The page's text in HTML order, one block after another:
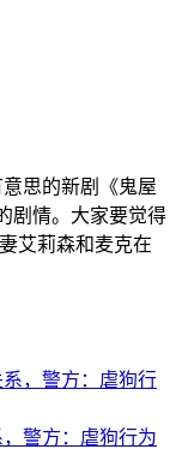
思的新剧《鬼屋
剧情。大家要觉得
艾莉森和麦克在
警方：虐狗行为